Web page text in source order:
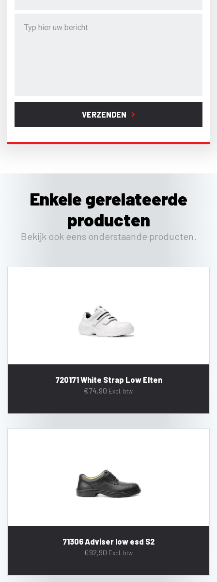
VERZENDEN
Enkele gerelateerde
producten
Bekijk ook eens onderstaande producten.
720171 White Strap Low Elten
€74,90 Excl. btw.
71306 Adviser low esd S2
€92,90 Excl. btw.